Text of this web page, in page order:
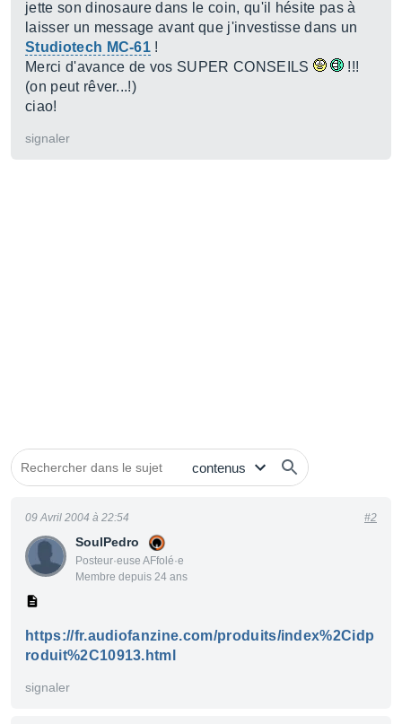
jette son dinosaure dans le coin, qu'il hésite pas à
laisser un message avant que j'investisse dans un
Studiotech MC-61 !
Merci d'avance de vos SUPER CONSEILS
!!!
(on peut rêver...!)
ciao!
signaler
SoulPedro
Posteur·euse AFfolé·e
Membre depuis 24 ans
09 Avril 2004 à 22:54 #2
https://fr.audiofanzine.com/produits/index%2Cidp
roduit%2C10913.html
signaler